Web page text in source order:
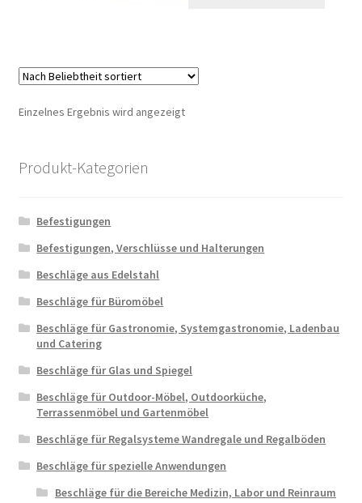
Einzelnes Ergebnis wird angezeigt
Produkt-Kategorien
Befestigungen
Befestigungen, Verschlüsse und Halterungen
Beschläge aus Edelstahl
Beschläge für Büromöbel
Beschläge für Gastronomie, Systemgastronomie, Ladenbau
und Catering
Beschläge für Glas und Spiegel
Beschläge für Outdoor-Möbel, Outdoorküche,
Terrassenmöbel und Gartenmöbel
Beschläge für Regalsysteme Wandregale und Regalböden
Beschläge für spezielle Anwendungen
Beschläge für die Bereiche Medizin, Labor und Reinraum